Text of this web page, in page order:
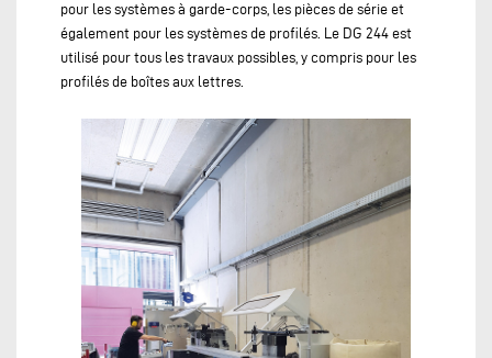
pour les systèmes à garde-corps, les pièces de série et
également pour les systèmes de profilés. Le DG 244 est
utilisé pour tous les travaux possibles, y compris pour les
profilés de boîtes aux lettres.